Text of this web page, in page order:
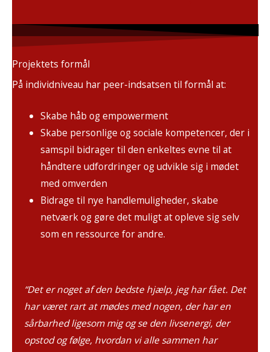
Projektets formål
På individniveau har peer-indsatsen til formål at:
Skabe håb og empowerment
Skabe personlige og sociale kompetencer, der i
samspil bidrager til den enkeltes evne til at
håndtere udfordringer og udvikle sig i mødet
med omverden
Bidrage til nye handlemuligheder, skabe
netværk og gøre det muligt at opleve sig selv
som en ressource for andre.
“Det er noget af den bedste hjælp, jeg har fået. Det
har været rart at mødes med nogen, der har en
sårbarhed ligesom mig og se den livsenergi, der
opstod og følge, hvordan vi alle sammen har